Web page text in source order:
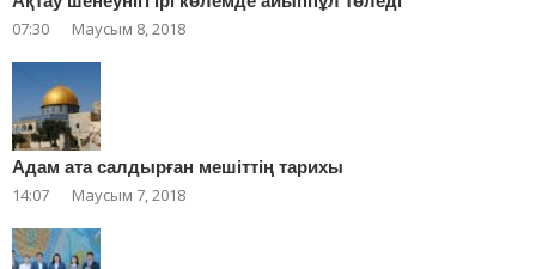
07:30 Маусым 8, 2018
Адам ата салдырған мешіттің тарихы
14:07 Маусым 7, 2018